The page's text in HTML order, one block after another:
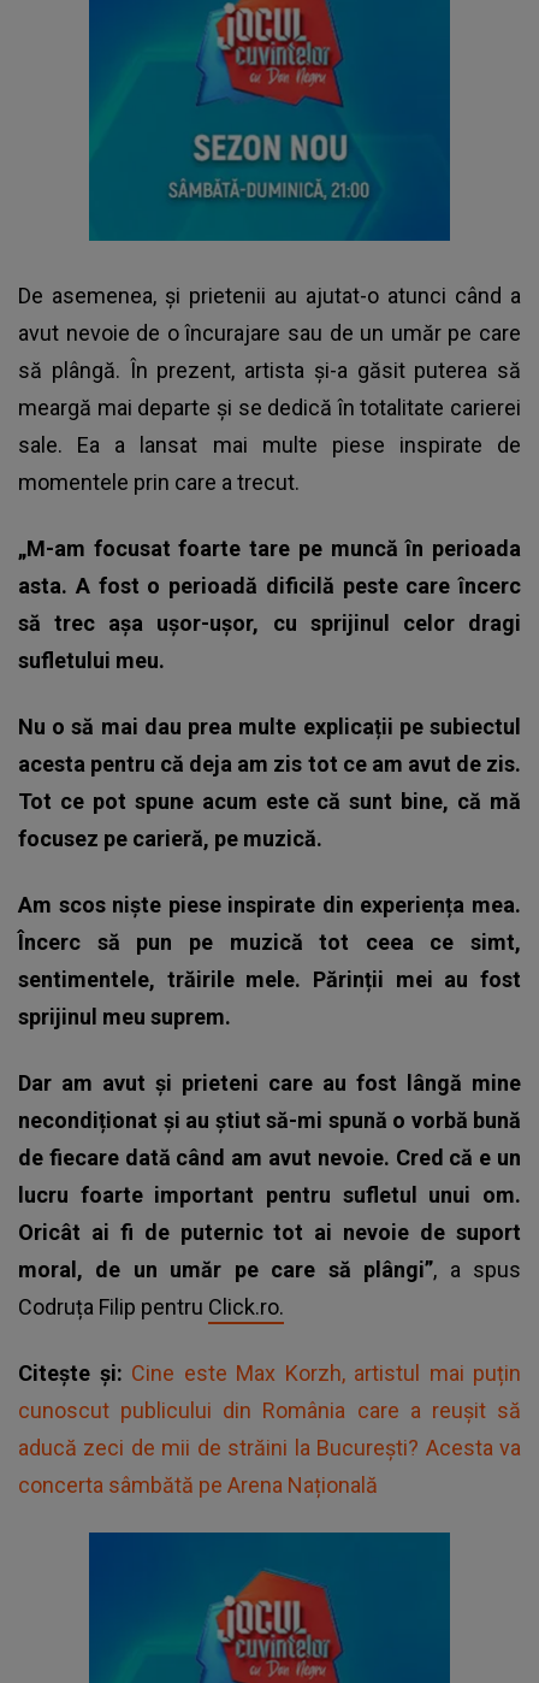
De asemenea, și prietenii au ajutat-o atunci când a
avut nevoie de o încurajare sau de un umăr pe care
să plângă. În prezent, artista și-a găsit puterea să
meargă mai departe și se dedică în totalitate carierei
sale. Ea a lansat mai multe piese inspirate de
momentele prin care a trecut.
„M-am focusat foarte tare pe muncă în perioada
asta. A fost o perioadă dificilă peste care încerc
să trec așa ușor-ușor, cu sprijinul celor dragi
sufletului meu.
Nu o să mai dau prea multe explicații pe subiectul
acesta pentru că deja am zis tot ce am avut de zis.
Tot ce pot spune acum este că sunt bine, că mă
focusez pe carieră, pe muzică.
Am scos niște piese inspirate din experiența mea.
Încerc să pun pe muzică tot ceea ce simt,
sentimentele, trăirile mele. Părinții mei au fost
sprijinul meu suprem.
Dar am avut și prieteni care au fost lângă mine
necondiționat și au știut să-mi spună o vorbă bună
de fiecare dată când am avut nevoie. Cred că e un
lucru foarte important pentru sufletul unui om.
Oricât ai fi de puternic tot ai nevoie de suport
moral, de un umăr pe care să plângi”, a spus
Codruța Filip pentru Click.ro.
Citește și: Cine este Max Korzh, artistul mai puțin
cunoscut publicului din România care a reușit să
aducă zeci de mii de străini la București? Acesta va
concerta sâmbătă pe Arena Națională